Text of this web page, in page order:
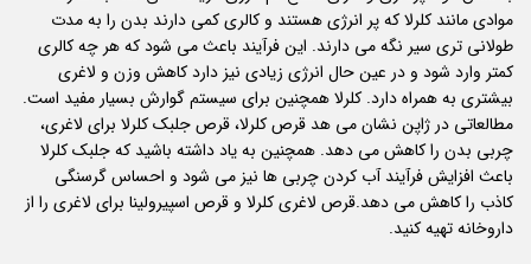
موادی مانند کلرلا که پر انرژی هستند و کالری کمی دارند بدن را به مدت
طولانی تری سیر نگه می دارند. این فرآیند باعث می شود که هر چه کالری
کمتر وارد شود و در عین حال انرژی زیادی نیز دارد کاهش وزن و لاغری
بیشتری به همراه دارد. کلرلا همچنین برای سیستم گوارش بسیار مفید است.
مطالعاتی در ژاپن نشان می هد قرص کلرلا، قرص جلبک کلرلا برای لاغری،
چربی بدن را کاهش می دهد. همچنین به یاد داشته باشید که جلبک کلرلا
باعث افزایش فرآیند آب کردن چربی ها نیز می شود و احساس گرسنگی
کاذب را کاهش می دهد.قرص لاغری کلرلا و قرص اسپیرولینا برای لاغری را از
داروخانه تهیه کنید.